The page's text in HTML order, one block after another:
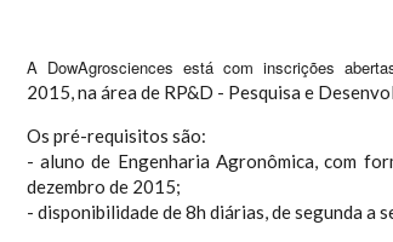
A DowAgrosciences está com inscrições
2015, na área de RP&D - Pesquisa e
Os pré-requisitos são:
- aluno de Engenharia Agronômica, com
dezembro de 2015;
- disponibilidade de 8h diárias, de segunda a